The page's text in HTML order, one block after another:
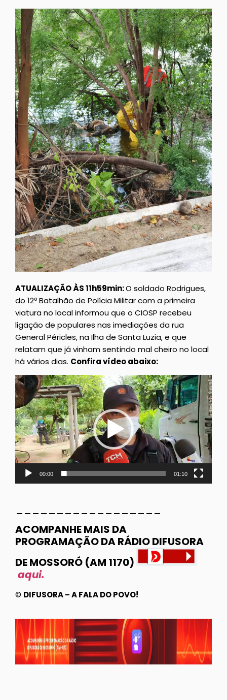
ATUALIZAÇÃO ÀS 11h59min:O soldado Rodrigues,
do 12º Batalhão de Polícia Militar com a primeira
viatura no local informou que o CIOSP recebeu
ligação de populares nas imediações da rua
General Péricles, na Ilha de Santa Luzia, e que
relatam que já vinham sentindo mal cheiro no local
há vários dias. Confira vídeo abaixo:
Tocador
de
vídeo
00:00 01:10
ACOMPANHE MAIS DA
PROGRAMAÇÃO DA RÁDIO DIFUSORA
DE MOSSORÓ (AM 1170)
aqui.
© DIFUSORA – A FALA DO POVO!